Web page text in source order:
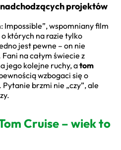
projektów
Impossible”, wspomniany film
których na razie tylko
jest pewne – on nie
na całym świecie z
jego kolejne ruchy, atom
wzbogaci się o
brzmi nie „czy”, ale
Cruise – wiek to